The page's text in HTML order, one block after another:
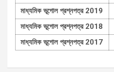
মাধ্যমিক ভূগোল প্রশ্নপত্র 2019
মাধ্যমিক ভূগোল প্রশ্নপত্র 2018
মাধ্যমিক ভূগোল প্রশ্নপত্র 2017